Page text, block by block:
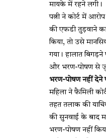
मायके में रहने लगी।
पत्नी ने कोर्ट में
की एफडी तुड़वाने
किया, तो उसे
गया। हालात
और भरण-पोषण से
भरण-पोषण नहीं
महिला ने फैमिली
तहत तलाक की
की सुनवाई के बाद
भरण-पोषण नहीं